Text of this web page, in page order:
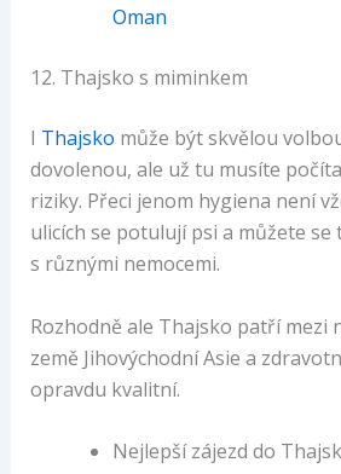
Oman
12. Thajsko s miminkem
I Thajsko může být skvělou
dovolenou, ale už tu musíte
riziky. Přeci jenom hygiena není
ulicích se potulují psi a můžete se
s různými nemocemi.
Rozhodně ale Thajsko patří mezi
země Jihovýchodní Asie a
opravdu kvalitní.
Nejlepší zájezd do